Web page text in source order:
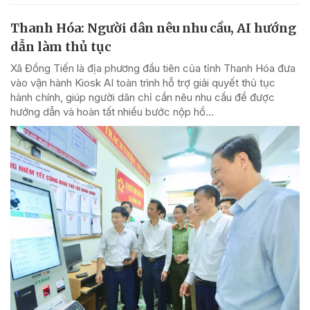
Thanh Hóa: Người dân nêu nhu cầu, AI hướng
dẫn làm thủ tục
Xã Đồng Tiến là địa phương đầu tiên của tỉnh Thanh Hóa đưa
vào vận hành Kiosk AI toàn trình hỗ trợ giải quyết thủ tục
hành chính, giúp người dân chỉ cần nêu nhu cầu để được
hướng dẫn và hoàn tất nhiều bước nộp hồ...